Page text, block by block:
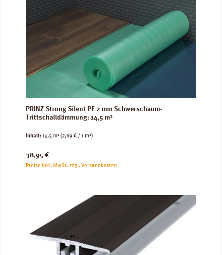
PRINZ Strong Silent PE 2 mm Schwerschaum-
Trittschalldämmung: 14,5 m²
Inhalt:14.5 m²(2,69 € / 1 m²)
Regulärer Preis:
38,95 €
Preise inkl. MwSt. zzgl. Versandkosten